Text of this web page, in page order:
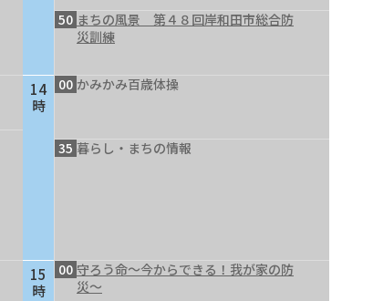
14
時
15
時
50 まちの風景 第４８回岸和田市総合防
災訓練
00 かみかみ百歳体操
35 暮らし・まちの情報
00 守ろう命～今からできる！我が家の防
災～